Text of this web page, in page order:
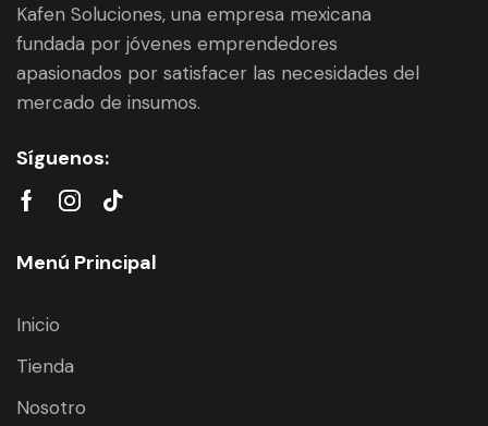
Kafen Soluciones, una empresa mexicana
fundada por jóvenes emprendedores
apasionados por satisfacer las necesidades del
mercado de insumos.
Síguenos:
Menú Principal
Inicio
Tienda
Nosotro